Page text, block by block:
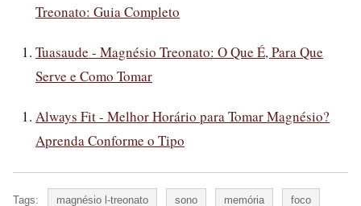
Treonato: Guia Completo
Tuasaude - Magnésio Treonato: O Que É, Para Que
Serve e Como Tomar
Always Fit - Melhor Horário para Tomar Magnésio?
Aprenda Conforme o Tipo
Tags: magnésio l-treonato sono memória foco